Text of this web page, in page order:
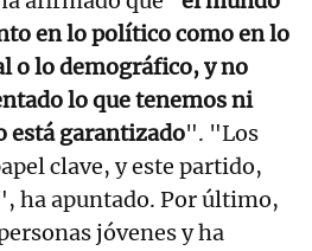
en lo político como en lo
o lo demográfico, y no
lo que tenemos ni
está garantizado". "Los
clave, y este partido,
ha apuntado. Por último,
jóvenes y ha